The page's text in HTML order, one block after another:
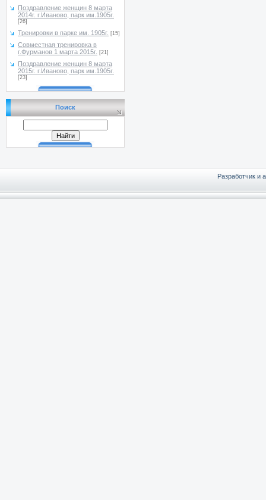
Поздравление женщин 8 марта
2014г. г.Иваново, парк им.1905г.
[26]
Тренировки в парке им. 1905г. [15]
Совместная тренировка в
г.Фурманов 1 марта 2015г. [21]
Поздравление женщин 8 марта
2015г. г.Иваново, парк им.1905г.
[23]
Поиск
Разработчик и